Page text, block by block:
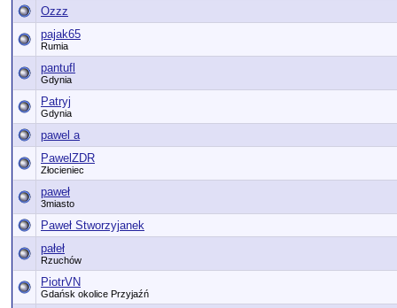
Ozzz
pajak65
Rumia
pantufl
Gdynia
Patryj
Gdynia
pawel a
PawelZDR
Złocieniec
paweł
3miasto
Paweł Stworzyjanek
pałeł
Rzuchów
PiotrVN
Gdańsk okolice Przyjaźń